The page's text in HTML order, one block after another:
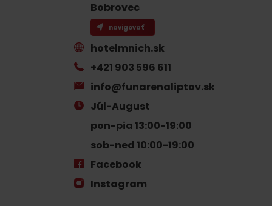
Kde sa nachádza
poklad? Nájdi ho s
Liptov Region Card!
VŠETKY ČLÁNKY
Bobrovec
navigovať
hotelmnich.sk
+421 903 596 611
info@funarenaliptov.sk
Júl-August
pon-pia 13:00-19:00
sob-ned 10:00-19:00
Facebook
Instagram